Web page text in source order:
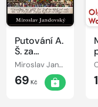
Putování A.
Š. za
lidskou
důstojností
Miroslav Jandovský
69 Kč